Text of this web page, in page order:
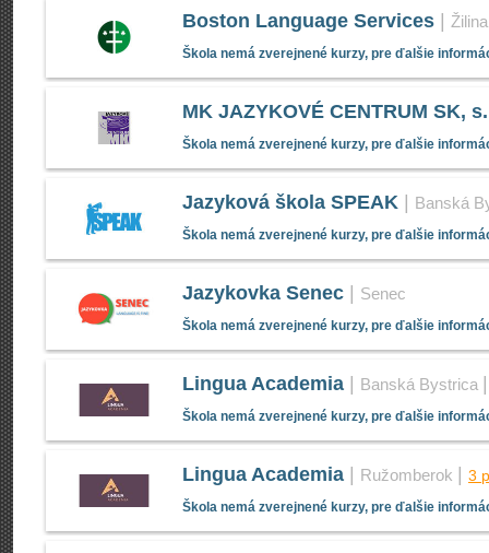
Boston Language Services Žilina
Škola nemá zverejnené kurzy, pre ďalšie
MK JAZYKOVÉ CENTRUM SK,
Škola nemá zverejnené kurzy, pre ďalšie
Jazyková škola SPEAK Banská
Škola nemá zverejnené kurzy, pre ďalšie
Jazykovka Senec Senec
Škola nemá zverejnené kurzy, pre ďalšie
Lingua Academia Banská Bystrica
Škola nemá zverejnené kurzy, pre ďalšie
Lingua Academia Ružomberok 3
Škola nemá zverejnené kurzy, pre ďalšie